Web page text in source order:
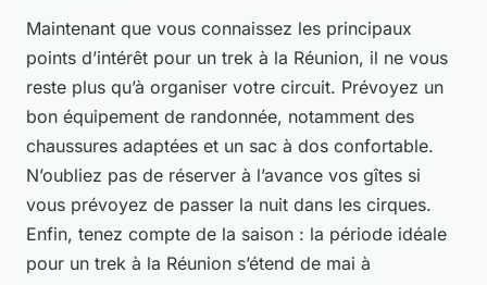
Maintenant que vous connaissez les principaux
points d’intérêt pour un trek à la Réunion, il ne vous
reste plus qu’à organiser votre circuit. Prévoyez un
bon équipement de randonnée, notamment des
chaussures adaptées et un sac à dos confortable.
N’oubliez pas de réserver à l’avance vos gîtes si
vous prévoyez de passer la nuit dans les cirques.
Enfin, tenez compte de la saison : la période idéale
pour un trek à la Réunion s’étend de mai à